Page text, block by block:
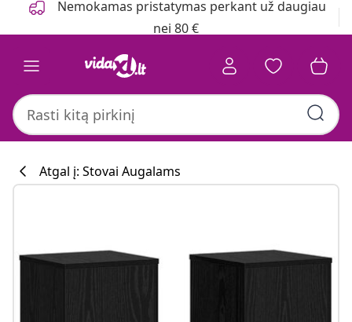
Nemokamas pristatymas perkant už daugiau
nei 80 €
Atgal į: Stovai Augalams